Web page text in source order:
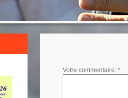
Votre commentaire: *